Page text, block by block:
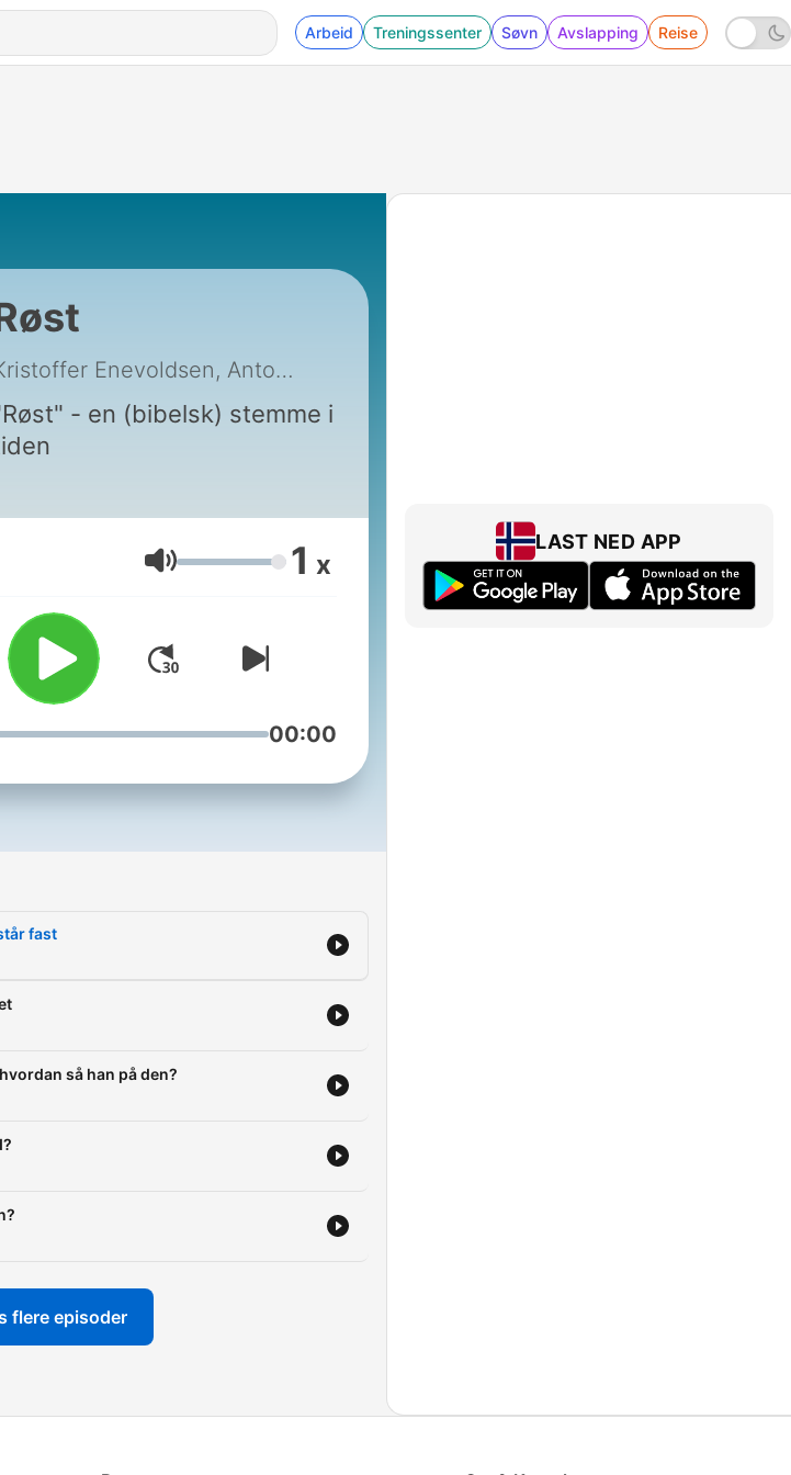
Arbeid Treningssenter Søvn Avslapping Reise
Kristoffer Enevoldsen, Anton Bech Braüner og Lars Malmgaard Jensen
- en (bibelsk) stemme i
Volum 1 x
00:00
fast
så han på den?
flere episoder
LAST NED APP